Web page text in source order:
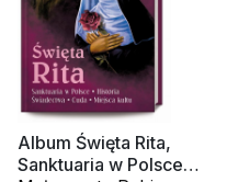
Album Święta Rita,
Sanktuaria w Polsce